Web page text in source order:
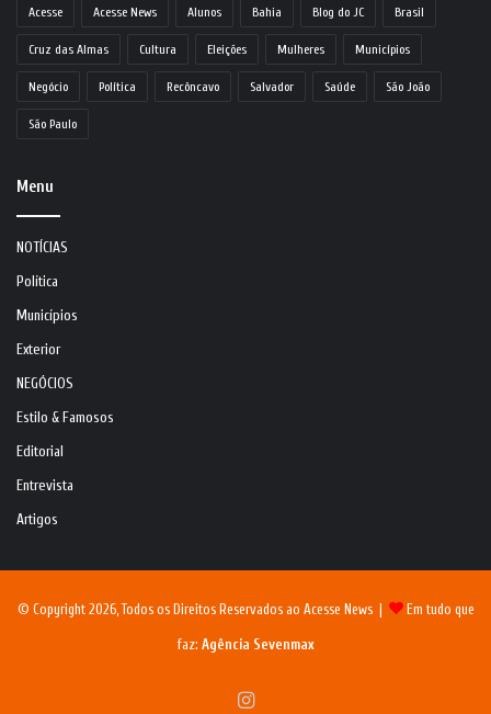
Acesse Acesse News Alunos Bahia Blog do JC Brasil
Cruz das Almas Cultura Eleições Mulheres Municípios
Negócio Política Recôncavo Salvador Saúde São João
São Paulo
Menu
NOTÍCIAS
Política
Municípios
Exterior
NEGÓCIOS
Estilo & Famosos
Editorial
Entrevista
Artigos
© Copyright 2026, Todos os Direitos Reservados ao Acesse News | Em tudo que
faz: Agência Sevenmax
Instagram